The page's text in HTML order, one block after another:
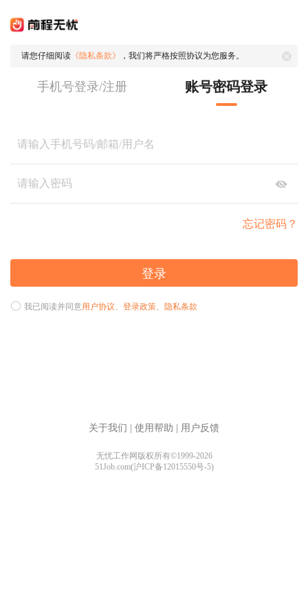
请您仔细阅读 《隐私条款》 ，我们将严格按照协议为您服务。
手机号登录/注册 账号密码登录
忘记密码？
登录
我已阅读并同意用户协议、 登录政策、 隐私条款
关于我们 使用帮助 用户反馈
无忧工作网版权所有©1999-2026
51Job.com(沪ICP备12015550号-5)